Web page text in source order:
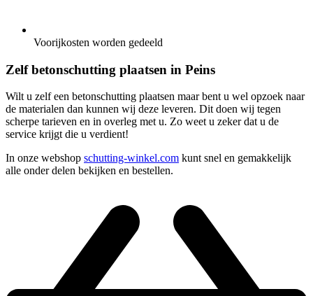
Voorijkosten worden gedeeld
Zelf betonschutting plaatsen in Peins
Wilt u zelf een betonschutting plaatsen maar bent u wel opzoek naar
de materialen dan kunnen wij deze leveren. Dit doen wij tegen
scherpe tarieven en in overleg met u. Zo weet u zeker dat u de
service krijgt die u verdient!
In onze webshop schutting-winkel.com kunt snel en gemakkelijk
alle onder delen bekijken en bestellen.